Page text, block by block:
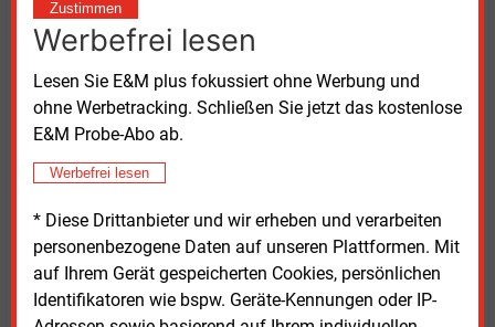
Zustimmen
Werbefrei lesen
Lesen Sie E&M plus fokussiert ohne Werbung und
ohne Werbetracking. Schließen Sie jetzt das kostenlose
E&M Probe-Abo ab.
Werbefrei lesen
* Diese Drittanbieter und wir erheben und verarbeiten
personenbezogene Daten auf unseren Plattformen. Mit
auf Ihrem Gerät gespeicherten Cookies, persönlichen
Identifikatoren wie bspw. Geräte-Kennungen oder IP-
Vor dem Schloss Münster, das heute Teil der Uni Münster ist, von
Prof. André Coners (Ercis, Fachhochschule Südwestfalen),
Direktor Ercis, Universität Münster), Michael Räckers (Geschäftsführer
Aberman (Projektleiter „Future of Utilities Lab“, Enervie), Seung-Min
Shin (Kaufmännischer Leiter, Enervie), Erik Höhne
(Vorstandssprecher Enervie), Frank Gäfgen (Geschäftsführer